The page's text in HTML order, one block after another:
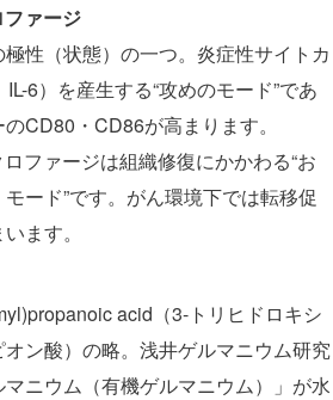
ァージ
性（状態）の一つ。炎症性サイトカ
6）を産生する“攻めのモード”であ
CD80・CD86が高まります。
ファージは組織修復にかかわる“お
ード”です。がん環境下では転移促
ます。
acid（3-トリヒドロキシ
ン酸）の略。浅井ゲルマニウム研究
ニウム（有機ゲルマニウム）」が水